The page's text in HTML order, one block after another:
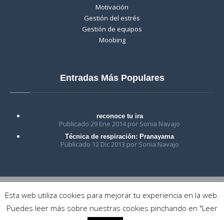
Motivación
Gestión del estrés
Gestión de equipos
Moobing
Entradas Más Populares
reconoce tu ira
Publicado 29 Ene 2014 por Sonia Navajo
Técnica de respiración: Pranayama
Publicado 12 Dic 2013 por Sonia Navajo
Copyright © 2018 Crea-t | Centro de Psicología, Coaching y
Desarrollo Personal en Las Rozas - Madrid
Esta web utiliza cookies para mejorar tu experiencia en la web.
Puedes leer más sobre nuestras cookies pinchando en "Leer